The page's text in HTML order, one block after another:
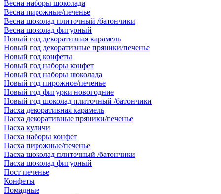
Весна наборы шоколада
Весна пирожные/печенье
Весна шоколад плиточный /батончики
Весна шоколад фигурный
Новый год декоративная карамель
Новый год декоративные пряники/печенье
Новый год конфеты
Новый год наборы конфет
Новый год наборы шоколада
Новый год пирожное/печенье
Новый год фигурки новогодние
Новый год шоколад плиточный /батончики
Пасха декоративная карамель
Пасха декоративные пряники/печенье
Пасха куличи
Пасха наборы конфет
Пасха пирожные/печенье
Пасха шоколад плиточный /батончики
Пасха шоколад фигурный
Пост печенье
Конфеты
Помадные